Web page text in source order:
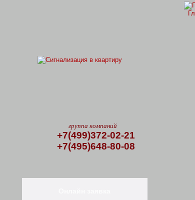
группа компаний
+7(499)372-02-21
+7(495)648-80-08